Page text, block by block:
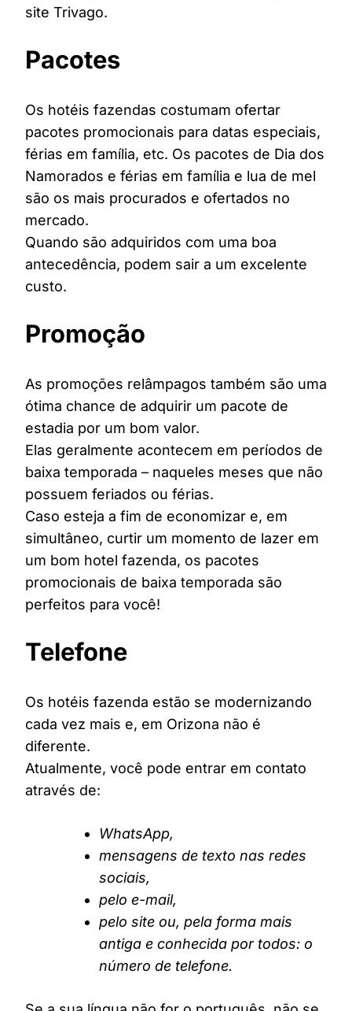
site Trivago.
Pacotes
Os hotéis fazendas costumam ofertar
pacotes promocionais para datas especiais,
férias em família, etc. Os pacotes de Dia dos
Namorados e férias em família e lua de mel
são os mais procurados e ofertados no
mercado.
Quando são adquiridos com uma boa
antecedência, podem sair a um excelente
custo.
Promoção
As promoções relâmpagos também são uma
ótima chance de adquirir um pacote de
estadia por um bom valor.
Elas geralmente acontecem em períodos de
baixa temporada – naqueles meses que não
possuem feriados ou férias.
Caso esteja a fim de economizar e, em
simultâneo, curtir um momento de lazer em
um bom hotel fazenda, os pacotes
promocionais de baixa temporada são
perfeitos para você!
Telefone
Os hotéis fazenda estão se modernizando
cada vez mais e, em Orizona não é
diferente.
Atualmente, você pode entrar em contato
através de:
WhatsApp,
mensagens de texto nas redes
sociais,
pelo e-mail,
pelo site ou, pela forma mais
antiga e conhecida por todos: o
número de telefone.